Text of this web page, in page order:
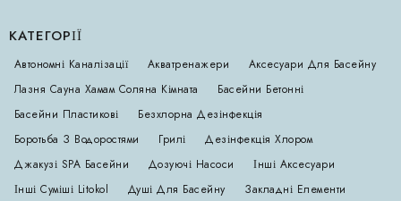
КАТЕГОРІЇ
Автономні Каналізації Акватренажери
Аксесуари Для Басейну
Лазня Сауна Хамам Соляна Кімната
Басейни Бетонні
Басейни Пластикові
Безхлорна Дезінфекція
Боротьба З Водоростями
Грилі
Дезінфекція Хлором
Джакузі SPA Басейни
Дозуючі Насоси
Інші Аксесуари
Інші Суміші Litokol
Душі Для Басейну
Закладні Елементи